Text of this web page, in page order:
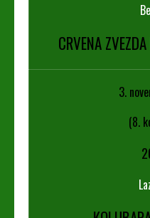
CRVENA
3.
(8.